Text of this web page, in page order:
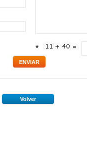
*
Volver